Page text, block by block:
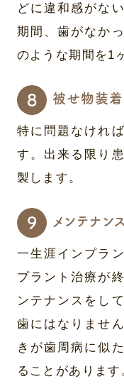
どに違和感がな
期間、歯がなか
のような期間を1
被せ物装着
特に問題なけれ
す。出来る限り
製します。
メンテナンス
一生涯インプラ
プラント治療が
ンテナンスをし
歯にはなりませ
きが歯周病に似
ることがあります